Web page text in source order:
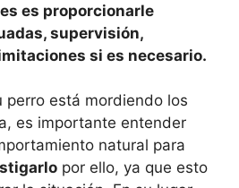
es proporcionarle
supervisión,
si es necesario.
perro está mordiendo los
es importante entender
natural para
por ello, ya que esto